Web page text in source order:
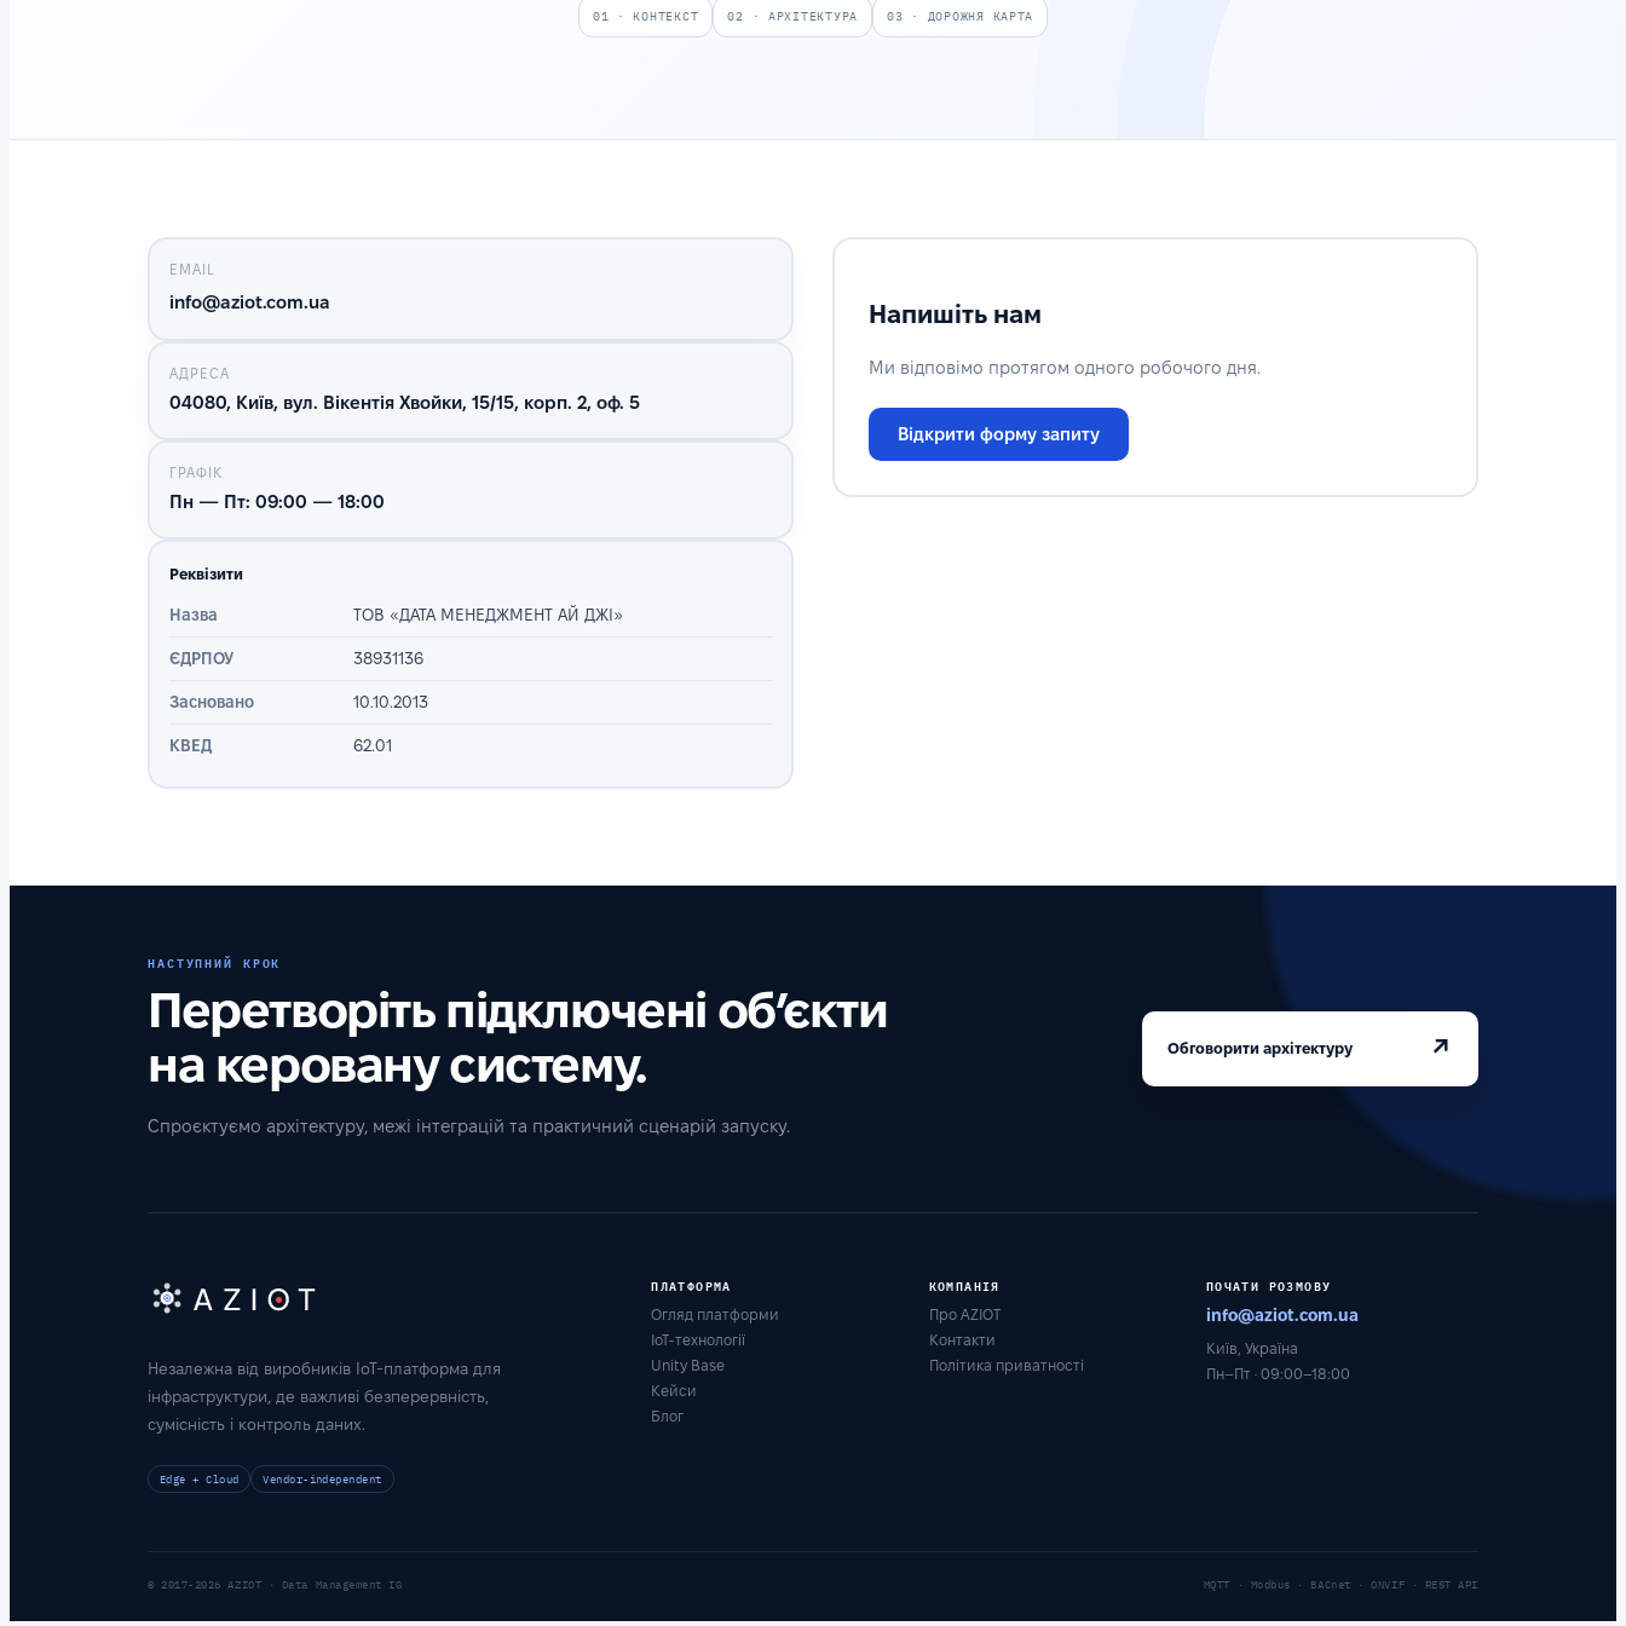
01 · КОНТЕКСТ 02 · АРХІТЕКТУРА 03 · ДОРОЖНЯ КАРТА
EMAIL
info@aziot.com.ua
АДРЕСА
04080, Київ, вул. Вікентія Хвойки, 15/15, корп. 2, оф. 5
ГРАФІК
Пн — Пт: 09:00 — 18:00
Реквізити
Назва ТОВ «ДАТА МЕНЕДЖМЕНТ АЙ ДЖІ»
ЄДРПОУ 38931136
Засновано 10.10.2013
КВЕД 62.01
Напишіть нам
Ми відповімо протягом одного робочого дня.
Відкрити форму запиту
НАСТУПНИЙ КРОК
Перетворіть підключені об’єкти
на керовану систему.
Спроєктуємо архітектуру, межі інтеграцій та практичний сценарій запуску.
Обговорити архітектуру ↗
Незалежна від виробників IoT-платформа для
інфраструктури, де важливі безперервність,
сумісність і контроль даних.
Edge + Cloud Vendor-independent
ПЛАТФОРМА
Огляд платформи
IoT-технології
Unity Base
Кейси
Блог
КОМПАНІЯ
Про AZIOT
Контакти
Політика приватності
ПОЧАТИ РОЗМОВУ
info@aziot.com.ua
Київ, Україна
Пн–Пт · 09:00–18:00
© 2017-2026 AZIOT · Data Management IG MQTT · Modbus · BACnet · ONVIF · REST API